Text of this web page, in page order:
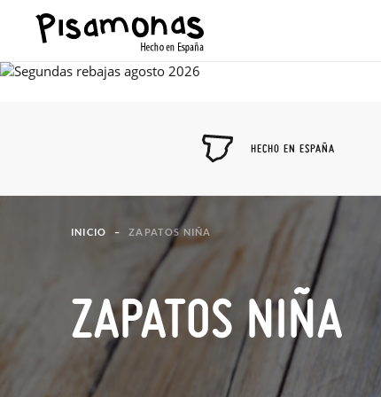
HECHO EN ESPAÑA
INICIO ZAPATOS NIÑA
ZAPATOS NIÑA